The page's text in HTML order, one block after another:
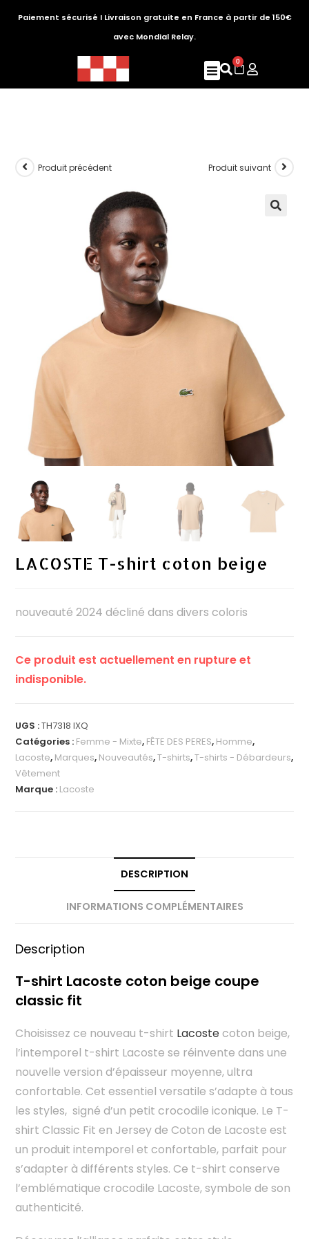
Paiement sécurisé I Livraison gratuite en France à partir de 150€
avec Mondial Relay.
0
Produit précédent Produit suivant
LACOSTE T-shirt coton beige
nouveauté 2024 décliné dans divers coloris
Ce produit est actuellement en rupture et
indisponible.
UGS :TH7318 IXQ
Catégories : Femme - Mixte, FÊTE DES PERES, Homme,
Lacoste, Marques, Nouveautés,T-shirts,T-shirts - Débardeurs,
Vêtement
Marque : Lacoste
DESCRIPTION
INFORMATIONS COMPLÉMENTAIRES
Description
T-shirt Lacoste coton beige coupe
classic fit
Choisissez ce nouveau t-shirt Lacostecoton beige,
l’intemporel t-shirt Lacoste se réinvente dans une
nouvelle version d’épaisseur moyenne, ultra
confortable. Cet essentiel versatile s’adapte à tous
les styles, signé d’un petit crocodile iconique. Le T-
shirt Classic Fit en Jersey de Coton de Lacoste est
un produit intemporel et confortable, parfait pour
s’adapter à différents styles. Ce t-shirt conserve
l’emblématique crocodile Lacoste, symbole de son
authenticité.